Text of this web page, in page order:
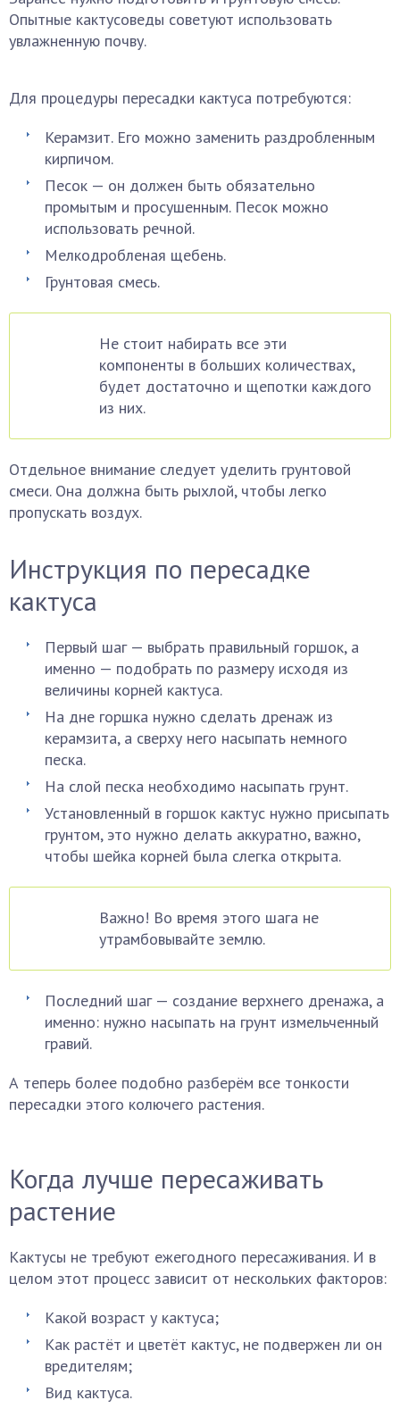
Опытные кактусоведы советуют использовать
увлажненную почву.
Для процедуры пересадки кактуса потребуются:
Керамзит. Его можно заменить раздробленным
кирпичом.
Песок — он должен быть обязательно
промытым и просушенным. Песок можно
использовать речной.
Мелкодробленая щебень.
Грунтовая смесь.
Не стоит набирать все эти
компоненты в больших количествах,
будет достаточно и щепотки каждого
из них.
Отдельное внимание следует уделить грунтовой
смеси. Она должна быть рыхлой, чтобы легко
пропускать воздух.
Инструкция по пересадке
кактуса
Первый шаг — выбрать правильный горшок, а
именно — подобрать по размеру исходя из
величины корней кактуса.
На дне горшка нужно сделать дренаж из
керамзита, а сверху него насыпать немного
песка.
На слой песка необходимо насыпать грунт.
Установленный в горшок кактус нужно присыпать
грунтом, это нужно делать аккуратно, важно,
чтобы шейка корней была слегка открыта.
Важно! Во время этого шага не
утрамбовывайте землю.
Последний шаг — создание верхнего дренажа, а
именно: нужно насыпать на грунт измельченный
гравий.
А теперь более подобно разберём все тонкости
пересадки этого колючего растения.
Когда лучше пересаживать
растение
Кактусы не требуют ежегодного пересаживания. И в
целом этот процесс зависит от нескольких факторов:
Какой возраст у кактуса;
Как растёт и цветёт кактус, не подвержен ли он
вредителям;
Вид кактуса.